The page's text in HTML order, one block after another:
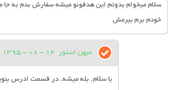
سلام میخوام بدونم این هدفونو میشه سفارش بدم به جا
خودم برم ببرمش
میهن استور 14 - 08 - 1395
با سلام. بله میشه. در قسمت ادرس